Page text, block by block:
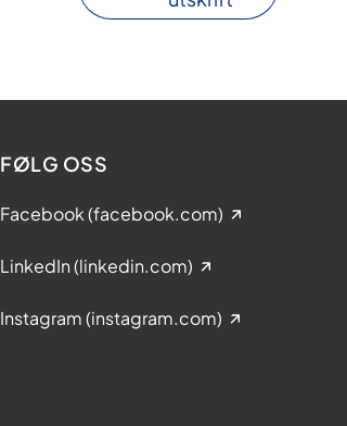
FØLG OSS
Facebook (facebook.com)
LinkedIn (linkedin.com)
Instagram (instagram.com)